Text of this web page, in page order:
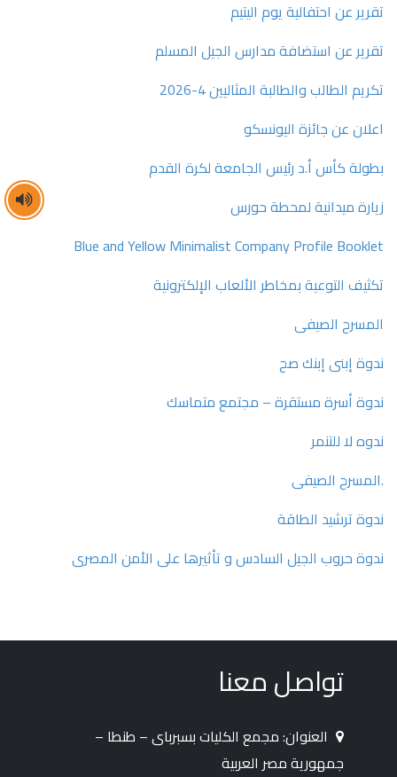
تقرير عن احتفالية يوم اليتيم
تقرير عن استضافة مدارس الجيل المسلم
تكريم الطالب والطالبة المثاليين 4-2026
اعلان عن جائزة اليونسكو
بطولة كأس أ.د رئيس الجامعة لكرة القدم
زيارة ميدانية لمحطة حورس
Blue and Yellow Minimalist Company Profile Booklet
تكثيف التوعية بمخاطر الألعاب الإلكترونية
المسرح الصيفى
ندوة إبنى إبنك صح
ندوة أسرة مستقرة – مجتمع متماسك
ندوه لا للتنمر
.المسرح الصيفى
ندوة ترشيد الطاقة
ندوة حروب الجيل السادس و تأثيرها على الأمن المصرى
تواصل معنا
العنوان: مجمع الكليات بسبرباى – طنطا –
جمهورية مصر العربية